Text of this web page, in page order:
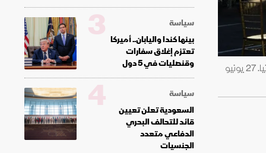
مشهد عام لمشجعين يتابعون المباراة على شاشة عملاقة في منطقة مخصصة للجماهير في سان فرانسيسكو بولاية كاليفورنيا. 27 يونيو
سياسة
بينها كندا واليابان.. أميركا
تعتزم إغلاق سفارات
وقنصليات في 5 دول
3
سياسة
السعودية تعلن تعيين
قائد للتحالف البحري
الدفاعي متعدد
الجنسيات
4